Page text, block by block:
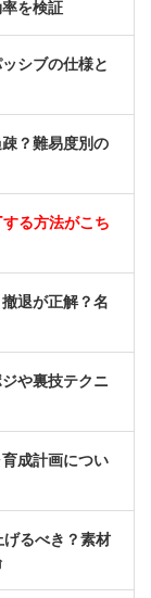
を検証
シブの仕様と
？難易度別の
る方法がこち
退が正解？名
や裏技テクニ
成計画につい
げるべき？素材